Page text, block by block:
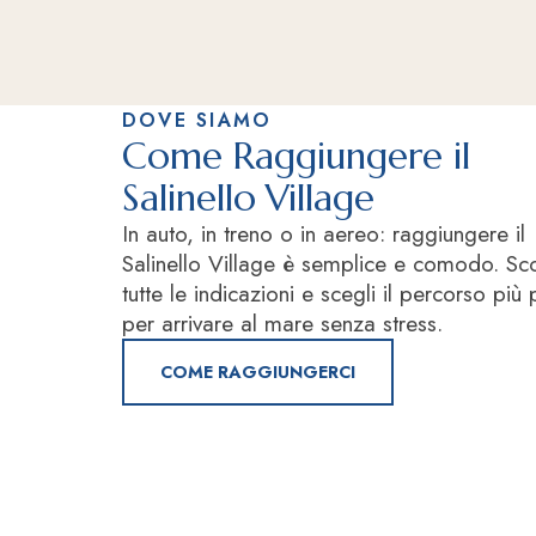
DOVE SIAMO
Come Raggiungere il
Salinello Village
In auto, in treno o in aereo: raggiungere il
Salinello Village è semplice e comodo.
tutte le indicazioni e scegli il percorso più
per arrivare al mare senza stress.
COME RAGGIUNGERCI